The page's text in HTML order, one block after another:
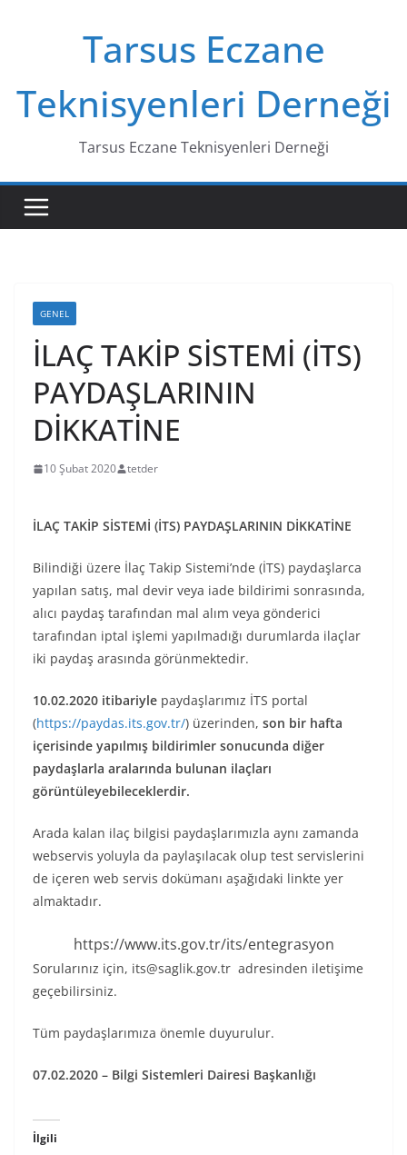
Tarsus Eczane
Teknisyenleri Derneği
Tarsus Eczane Teknisyenleri Derneği
GENEL
İLAÇ TAKİP SİSTEMİ (İTS)
PAYDAŞLARININ
DİKKATİNE
10 Şubat 2020 tetder
İLAÇ TAKİP SİSTEMİ (İTS) PAYDAŞLARININ DİKKATİNE
Bilindiği üzere İlaç Takip Sistemi’nde (İTS) paydaşlarca
yapılan satış, mal devir veya iade bildirimi sonrasında,
alıcı paydaş tarafından mal alım veya gönderici
tarafından iptal işlemi yapılmadığı durumlarda ilaçlar
iki paydaş arasında görünmektedir.
10.02.2020 itibariyle paydaşlarımız İTS portal
(https://paydas.its.gov.tr/) üzerinden, son bir hafta
içerisinde yapılmış bildirimler sonucunda diğer
paydaşlarla aralarında bulunan ilaçları
görüntüleyebileceklerdir.
Arada kalan ilaç bilgisi paydaşlarımızla aynı zamanda
webservis yoluyla da paylaşılacak olup test servislerini
de içeren web servis dokümanı aşağıdaki linkte yer
almaktadır.
https://www.its.gov.tr/its/entegrasyon
Sorularınız için, its@saglik.gov.tr adresinden iletişime
geçebilirsiniz.
Tüm paydaşlarımıza önemle duyurulur.
07.02.2020 – Bilgi Sistemleri Dairesi Başkanlığı
İlgili